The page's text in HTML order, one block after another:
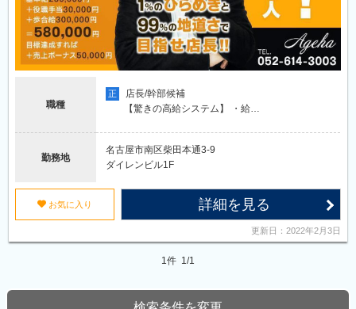
職種
正
店長/幹部候補
【驚きの高給システム】 ・給…
勤務地
名古屋市南区柴田本通3-9
ダイレンビル1F
u お気に入り 詳細を見る
更新日：2022年2月3日
1件 1/1